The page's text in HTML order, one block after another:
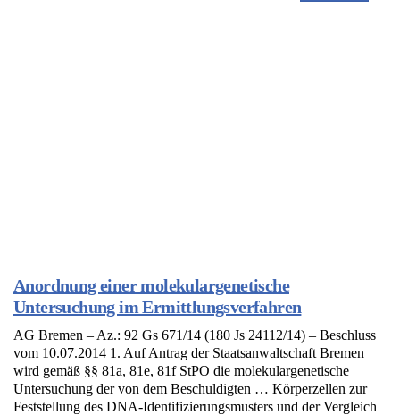
Anordnung einer molekulargenetische
Untersuchung im Ermittlungsverfahren
AG Bremen – Az.: 92 Gs 671/14 (180 Js 24112/14) – Beschluss
vom 10.07.2014 1. Auf Antrag der Staatsanwaltschaft Bremen
wird gemäß §§ 81a, 81e, 81f StPO die molekulargenetische
Untersuchung der von dem Beschuldigten … Körperzellen zur
Feststellung des DNA-Identifizierungsmusters und der Vergleich